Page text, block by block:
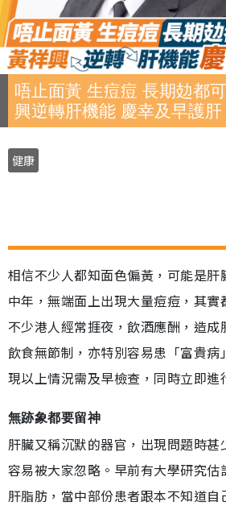
唔止面黃 生痘痘 長期攰都
興逆轉肝機能 慶幸及早護肝
健康
相信不少人都知面色偏黃，可能是肝
中年，無端面上出現大量痘痘，其實
不少港人經常捱夜，飲酒應酬，造成
飲食無節制，亦特別容易患「富貴病
現以上情況需及早檢查，同時立即進
無跡象都要留神
肝臟又稱沉默的器官，出現問題時甚
容易被大家忽略。早前有大學研究
肝脂肪，當中部份患者跟本不知道自